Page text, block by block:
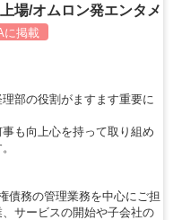
場/オムロン発エンタメ
に掲載
部の役割がますます重要に
も向上心を持って取り組め
債務の管理業務を中心にご担
サービスの開始や子会社の